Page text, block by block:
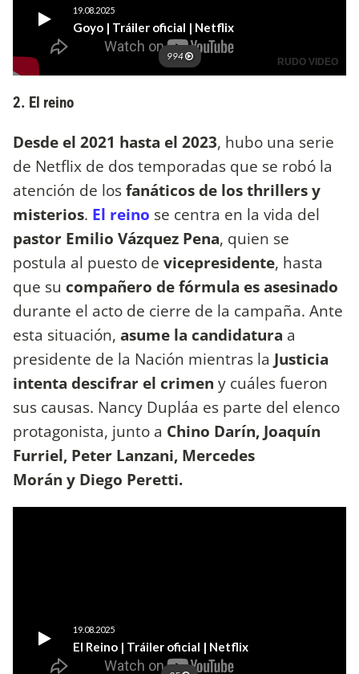
2. El reino
Desde el 2021 hasta el 2023, hubo una serie
de Netflix de dos temporadas que se robó la
atención de losfanáticos de los thrillers y
misterios. El reino se centra en la vida del
pastor Emilio Vázquez Pena, quien se
postula al puesto de vicepresidente, hasta
que su compañero de fórmula es asesinado
durante el acto de cierre de la campaña. Ante
esta situación, asume la candidatura a
presidente de la Nación mientras la Justicia
intenta descifrar el crimen y cuáles fueron
sus causas. Nancy Dupláa es parte del elenco
protagonista, junto a Chino Darín, Joaquín
Furriel, Peter Lanzani, Mercedes
Morán y Diego Peretti.